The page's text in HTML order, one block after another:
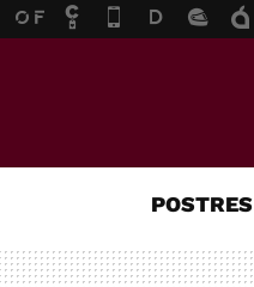
POSTRES